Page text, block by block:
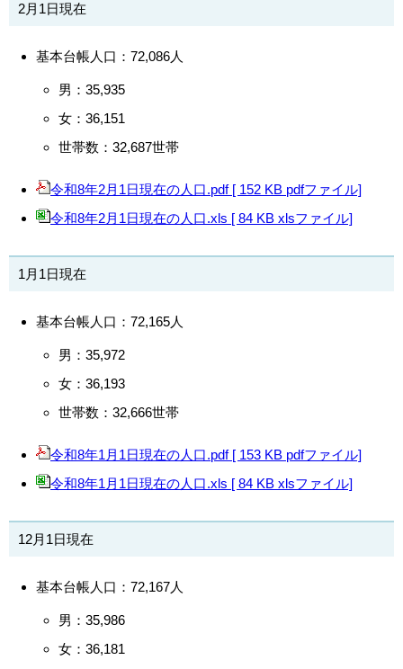
2月1日現在
基本台帳人口：72,086人
男：35,935
女：36,151
世帯数：32,687世帯
令和8年2月1日現在の人口.pdf [ 152 KB pdfファイル]
令和8年2月1日現在の人口.xls [ 84 KB xlsファイル]
1月1日現在
基本台帳人口：72,165人
男：35,972
女：36,193
世帯数：32,666世帯
令和8年1月1日現在の人口.pdf [ 153 KB pdfファイル]
令和8年1月1日現在の人口.xls [ 84 KB xlsファイル]
12月1日現在
基本台帳人口：72,167人
男：35,986
女：36,181